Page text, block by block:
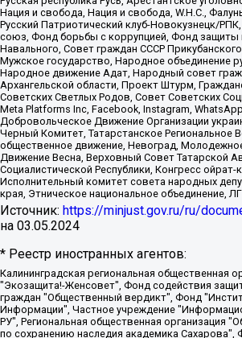
Нация и свобода, Нация и свобода, W.H.С.,
Русский Патриотический клуб-Новокузнецк/
союз, Фонд борьбы с коррупцией, Фонд защиты
Навального, Совет граждан СССР Прикубанского
Мужское государство, Народное объединение
Народное движение Адат, Народный совет
Архангельской области, Проект Штурм,
Советских Светлых Родов, Совет Советских
Meta Platforms Inc, Facebook, Instagram,
Добровольческое Движение Организации
Черный Комитет, Татарстанское Региональное
общественное движение, Невоград,
Движение Весна, Верховный Совет Татарской
Социалистической Республики, Конгресс ойрат-
Исполнительный комитет совета народных
края, Этническое национальное объединение,
Источник: https://minjust.gov.ru/ru/
на 03.05.2024
* Реестр иностранных агентов:
Калининградская региональная общественная организация "Экозащита!-Женсовет", Фонд содействия защите прав и свобод граждан "Общественный вердикт", Фонд "Институт Развития Свободы Информации", Частное учреждение "Информационное агентство МЕМО. РУ", Региональная общественная организация "Общественная комиссия по сохранению наследия академика Сахарова", Фонд поддержки свободы прессы, Санкт-Петербургская общественная правозащитная организация "Гражданский контроль", Межрегиональная общественная организация "Информационно-просветительский центр "Мемориал", Региональный Фонд "Центр Защиты Прав Средств Массовой Информации", с 05.12.2023 Фонд "Центр Защиты Прав Средств массовой информации", Региональная общественная благотворительная организация помощи беженцам и мигрантам "Гражданское содействие", Негосударственное образовательное учреждение дополнительного профессионального образования (повышение квалификации) специалистов "АКАДЕМИЯ ПО ПРАВАМ ЧЕЛОВЕКА", Свердловская региональная общественная организация "Сутяжник", Автономная некоммерческая организация "Центр независимых социологических исследований", Союз общественных объединений "Российский исследовательский центр по правам человека", Региональное общественное учреждение научно-информационный центр "МЕМОРИАЛ", Некоммерческая организация "Фонд защиты гласности", Автономная некоммерческая организация "Институт прав человека", Городская общественная организация "Екатеринбургское общество "МЕМОРИАЛ", Городская общественная организация "Рязанское историко-просветительское и правозащитное общество "Мемориал" (Рязанский Мемориал), Челябинский региональный орган общественной самодеятельности – женское общественное объединение "Женщины Евразии", Челябинский региональный орган общественной самодеятельности "Уральская правозащитная группа", Фонд содействия защите здоровья и социальной справедливости имени Андрея Рылькова, Автономная Некоммерческая Организация "Аналитический Центр Юрия Левады", Автономная некоммерческая организация социальной поддержки населения "Проект Апрель", Региональная общественная организация помощи женщинам и детям, находящимся в кризисной ситуации "Информационно-методический центр "Анна", Фонд содействия развитию массовых коммуникаций и правовому просвещению "Так-так-Так", Фонд содействия устойчивому развитию "Серебряная тайга", Свердловский региональный общественный фонд социальных проектов "Новое время", "Idel.Реалии", Кавказ.Реалии, Крым.Реалии, Телеканал Настоящее Время, Татаро-башкирская служба Радио Свобода (Azatliq Radiosi), Радио Свободная Европа/Радио Свобода (PCE/PC), "Сибирь.Реалии", "Фактограф", Благотворительный фонд помощи осужденным и их семьям, Автономная некоммерческая организация "Институт глобализации и социальных движений", Фонд "В защиту прав заключенных", Частное учреждение "Центр поддержки и содействия развитию средств массовой информации", Пензенский региональный общественный благотворительный фонд "Гражданский союз", "Север.Реалии", Некоммерческая организация Фонд "Правовая инициатива", Общество с ограниченной ответственностью "Радио Свободная Европа/Радио Свобода", Чешское информационное агентство "MEDIUM-ORIENT", Красноярская региональная общественная организация "Мы против СПИДа", Камалягин Денис Николаевич, Маркелов Сергей Евгеньевич, Пономарев Лев Александрович, Савицкая Людмила Алексеевна, Автономная некоммерческая организация "Центр по работе с проблемой насилия "НАСИЛИЮ.НЕТ", Межрегиональный профессиональный союз работников здравоохранения "Альянс врачей", Юридическое лицо, зарегистрированное в Латвийской Республике, SIA "Medusa Project" (регистрационный номер 40103797863, дата регистрации 10.06.2014), Некоммерческая организация "Фонд по борьбе с коррупцией", Автономная некоммерческая организация "Институт права и публичной политики", Баданин Роман Сергеевич, Гликин Максим Александрович, Железнова Мария Михайловна, Лукьянова Юлия Сергеевна, Маетная Елизавета Витальевна, Маняхин Петр Борисович, Чуракова Ольга Владимировна, Ярош Юлия Петровна, Юридическое лицо "The Insider SIA", зарегистрированное в Риге, Латвийская Республика (дата регистрации 26.06.2015), являющееся администратором доменного имени интернет-издания "The Insider SIA", https://theins.ru, Постернак Алексей Евгеньевич, Рубин Михаил Аркадьевич, Анин Роман Александрович, Юридическое лицо Istories fonds, зарегистрированное в Латвийской Республике (регистрационный номер 50008295751, дата регистрации 24.02.2020), Великовский Дмитрий Александрович, Долинина Ирина Николаевна, Мароховская Алеся Алексеевна, Шлейнов Роман Юрьевич, Шмагун Олеся Валентиновна, Общество с ограниченной ответственностью "Альтаир 2021", Общество с ограниченной ответственностью "Вега 2021", Общество с ограниченной ответственностью "Главный редактор 2021", Общество с ограниченной ответственностью "Ромашки монолит", Важенков Артем Валерьевич, Ивановская областная общественная организация "Центр гендерных исследований", Гурман Юрий Альбертович, Медиапроект "ОВД-Инфо", Егоров Владимир Владимирович, Жилинский Владимир Александрович, Общество с ограниченной ответственностью "ЗП", Иванова София Юрьевна, Карезина Инна Павловна, Кильтау Екатерина Викторовна, Петров Алексей Викторович, Пискунов Сергей Евгеньевич, Смирнов Сергей Сергеевич, Тихонов Михаил Сергеевич, Общество с ограниченной ответственностью "ЖУРНАЛИСТ-ИНОСТРАННЫЙ АГЕНТ", Арапова Галина Юрьевна, Вольтская Татьяна Анатольевна, Американская компания "Mason G.E.S. Anonymous Foundation" (США), являющаяся владельцем интернет-издания https://mnews.world/, Компания "Stichting Bellingcat", зарегистрированная в Нидерландах (дата регистрации 11.07.2018), Захаров Андрей Вячеславович, Клепиковская Екатерина Дмитриевна, Общество с ограниченной ответственностью "МЕМО", Перл Роман Александрович, Симонов Евгений Алексеевич, Соловьева Елена Анатольевна, Сотников Даниил Владимирович, Сурначева Елизавета Дмитриевна, Автономная некоммерческая организация по защите прав человека и информированию населения "Якутия – Наше Мнение", Общество с ограниченной ответственностью "Москоу диджитал медиа", с 26.01.2023 Общество с ограниченной ответственностью "Чайка Белые сады", Ветошкина Валерия Валерьевна, Заговора Максим Александрович, Межрегиональное общественное движение "Российская ЛГБТ - сеть", Оленичев Максим Владимирович, Павлов Иван Юрьевич, Скворцова Елена Сергеевна, Общество с ограниченной ответственностью "Как бы инагент", Кочетков Игорь Викторович, Общество с ограниченной ответственностью "Честные выборы", Еланчик Олег Александрович, Общество с ограниченной ответственностью "Нобелевский призыв", Гималова Регина Эмилевна, Григорьев Андрей Валерьевич, Григорьева Алина Александровна, Ассоциация по содействию защите прав призывников, альтернативнослужащих и военнослужащих "Правозащитная группа "Гражданин.Армия.Право", Хисамова Регина Фаритовна, Автономная некоммерческая организация по реализации социально-правовых программ "Лилит", Дальневосточное общественное движение "Маяк", Санкт-Петербургская ЛГБТ-инициативная группа "Выход", Инициативная группа ЛГБТ+ "Реверс", Алексеев Андрей Викторович, Бекбулатова Таисия Львовна, Беляев Иван Михайлович, Владыкина Елена Сергеевна, Гельман Марат Александрович, Никульшина Вероника Юрьевна, Толоконникова Надежда Андреевна, Шендерович Виктор Анатольевич, Общество с ограниченной ответственностью "Данное сообщение", Общество с ограниченной ответственностью Издательский дом "Новая глава", Айнбиндер Александра Александровна, Московский комьюнити-центр для ЛГБТ+инициатив, Благотворительный фонд развития филантропии, Deutsche Welle (Германия, Kurt-Schumacher-Strasse 3, 53113 Bonn), Борзунова Мария Михайловна, Воробьев Виктор Викторович, Голубева Анна Львовна, Константинова Алла Михайловна, Малкова Ирина Владимировна, Мурадов Мурад Абдулгалимович, Осетинская Елизавета Николаевна, Понасенков Евгений Николаевич, Ганапольский Матвей Юрьевич, Киселев Евгений Алексеевич, Борухович Ирина Григорьевна, Дремин Иван Тимофеевич, Дубровский Дмитрий Викторович, Красноярская региональная общественная организация поддержки и развития альтернативных образовательных технологий и межкультурных коммуникаций "ИНТЕРРА", Маяковская Екатерина Алексеевна, Фейгин